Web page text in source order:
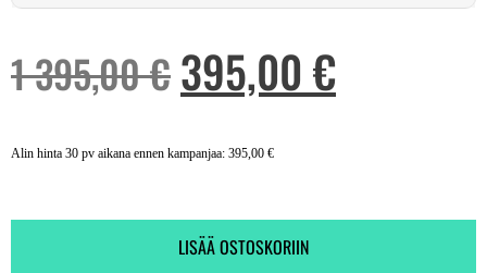
1 395,00€395,00 €
Alin hinta 30 pv aikana ennen kampanjaa: 395,00 €
LISÄÄ OSTOSKORIIN